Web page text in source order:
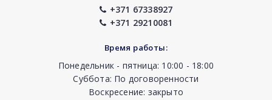
+371 67338927
+371 29210081
Время работы:
Понедельник - пятница: 10:00 - 18:00
Суббота: По договоренности
Воскресение: закрыто